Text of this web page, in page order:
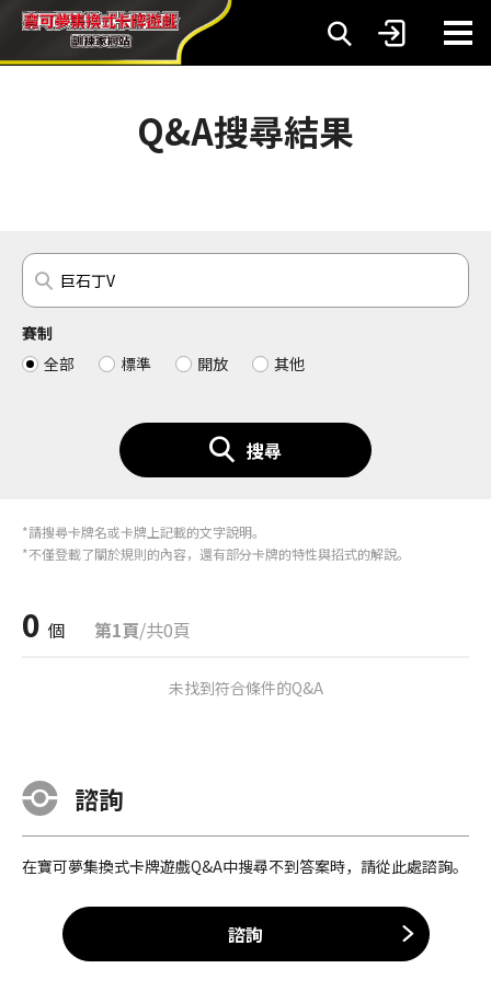
Q&A搜尋結果
賽制
全部
標準 開放 其他
搜尋
*請搜尋卡牌名或卡牌上記載的文字說明。
*不僅登載了關於規則的內容，還有部分卡牌的特性與招式的解說。
0 個 第1頁/共0頁
未找到符合條件的Q&A
諮詢
在寶可夢集換式卡牌遊戲Q&A中搜尋不到答案時，請從此處諮詢。
諮詢